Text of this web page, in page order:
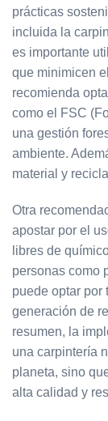
prácticas
incluida la
es importante
que minimicen
recomienda
como el FSC
una gestión
ambiente.
material y
Otra
apostar por el
libres de
personas como
puede optar por
generación de
resumen, la
una carpintería
planeta, sino
alta calidad y